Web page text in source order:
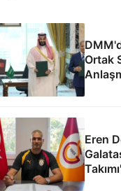
Ortak
Eren
geçti